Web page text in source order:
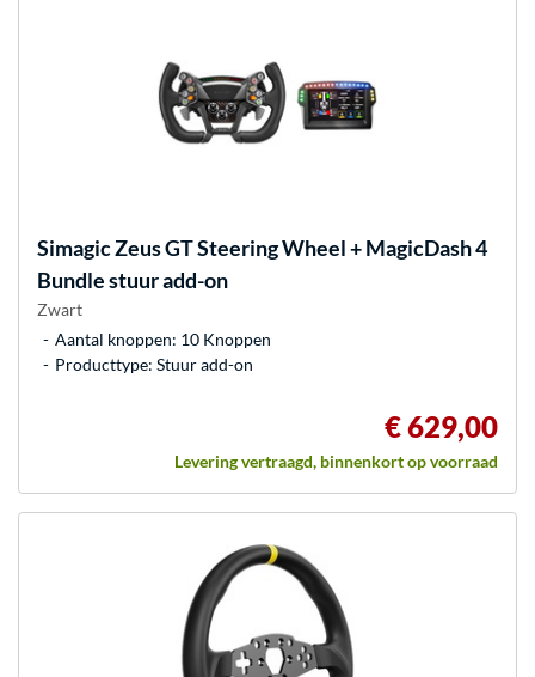
SimagicZeus GT Steering Wheel + MagicDash 4
Bundle stuur add-on
Zwart
Aantal knoppen: 10 Knoppen
Producttype: Stuur add-on
€ 629,00
Levering vertraagd, binnenkort op voorraad